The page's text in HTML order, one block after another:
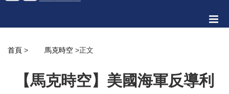
首頁 > 馬克時空 >正文
【馬克時空】美國海軍反導利